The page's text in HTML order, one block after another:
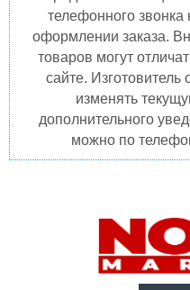
телефонного
оформлении заказа.
товаров могут
сайте. Изготовитель
изменять
дополнительного
можно по